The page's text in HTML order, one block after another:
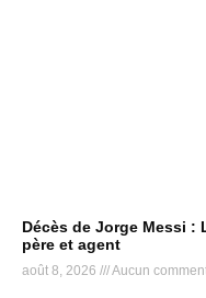
Décès de Jorge Messi :
père et agent
août 8, 2026 Aucun